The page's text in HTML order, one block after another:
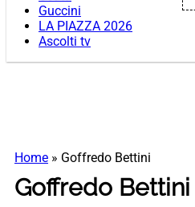
Guccini
LA PIAZZA 2026
Ascolti tv
Home » Goffredo Bettini
Goffredo Bettini